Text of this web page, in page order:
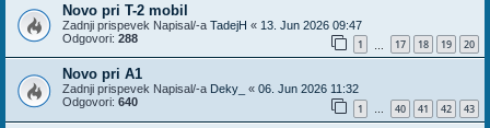
Novo pri T-2 mobil
Zadnji prispevek Napisal/-a TadejH « 13. Jun 2026 09:47
Odgovori: 288 1 17 18 19 20
Novo pri A1
Zadnji prispevek Napisal/-a Deky_ « 06. Jun 2026 11:32
Odgovori: 640 1 … 40 41 42 43